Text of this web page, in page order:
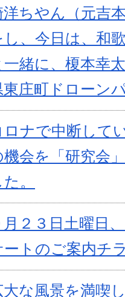
洋ちやん（元吉
し、今日は、和
一緒に、榎本幸
東庄町ドローン
ロナで中断して
機会を「研究会
た。
月２３日土曜日
ートのご案内チ
大な風景を満喫